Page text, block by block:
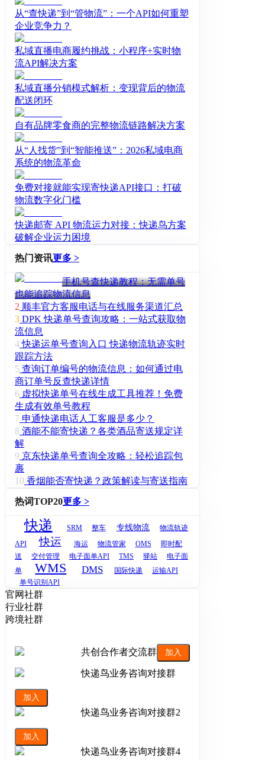
从“查快递”到“管物流”：一个API如何重塑
企业竞争力？
私域直播电商履约挑战：小程序+实时物
流API解决方案
私域直播分销模式解析：变现背后的物流
配送闭环
自有品牌零食商的完整物流链路解决方案
从“人找货”到“智能推送”：2026私域电商
系统的物流革命
免费对接就能实现寄快递API接口：打破
物流数字化门槛
快递邮寄 API 物流运力对接：快递鸟方案
破解企业运力困境
热门资讯更多 >
手机号查快递教程：无需单号
也能追踪物流信息
2 顺丰官方客服电话与在线服务渠道汇总
3 DPK 快递单号查询攻略：一站式获取物
流信息
4 快递运单号查询入口 快递物流轨迹实时
跟踪方法
5 查询订单编号的物流信息：如何通过电
商订单号反查快递详情
6 虚拟快递单号在线生成工具推荐！免费
生成有效单号教程
7 申通快递电话人工客服是多少？
8 酒能不能寄快递？各类酒品寄送规定详
解
9 京东快递单号查询全攻略：轻松追踪包
裹
10 香烟能否寄快递？政策解读与寄送指南
热词TOP20更多 >
快递 SRM 整车 专线物流
物流轨迹
API
快运 海运 物流管家 OMS
即时配
送
交付管理 电子面单API TMS 驿站
电子面
单
WMS DMS 国际快递
运输API
单号识别API
官网社群
行业社群
跨境社群
共创合作者交流群 加入
快递鸟业务咨询对接群
加入
快递鸟业务咨询对接群2
加入
快递鸟业务咨询对接群4